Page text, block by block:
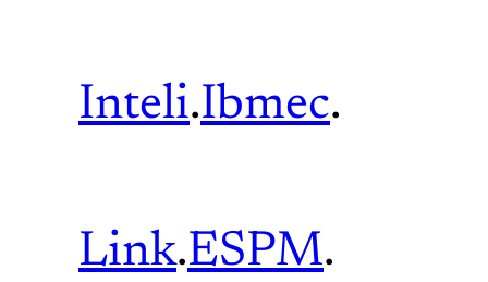
Inteli.Ibmec.
Link.ESPM.